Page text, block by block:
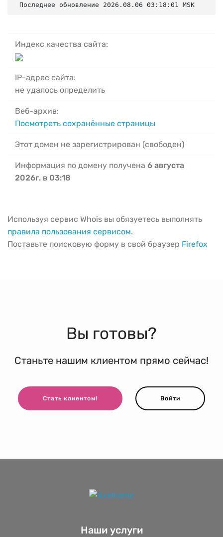
Последнее обновление 2026.08.06 03:18:01 MSK
Индекс качества сайта:
IP-адрес сайта:
не удалось определить
Веб-архив:
Посмотреть сохранённые страницы
Этот домен не зарегистрирован (свободен)
Информация по домену получена 6 августа
2026г. в 03:18
Используя сервис Whois вы обязуетесь выполнять
правила пользования сервисом.
Поставьте поисковую форму в свой браузер Firefox
Вы готовы?
Станьте нашим клиентом прямо сейчас!
Стать клиентом! Войти
Наши услуги